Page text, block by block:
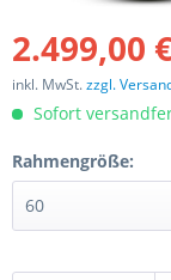
2.499,00
inkl. MwSt.zzgl.
Sofort
Rahmengröße: